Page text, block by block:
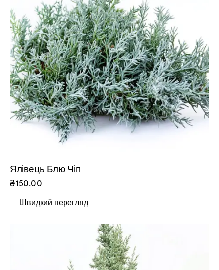
Ялівець Блю Чіп
₴150.00
Швидкий перегляд